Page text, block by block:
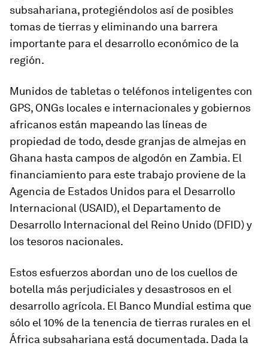
subsahariana, protegiéndolos así de posibles
tomas de tierras y eliminando una barrera
importante para el desarrollo económico de la
región.
Munidos de tabletas o teléfonos inteligentes con
GPS, ONGs locales e internacionales y gobiernos
africanos están mapeando las líneas de
propiedad de todo, desde granjas de almejas en
Ghana hasta campos de algodón en Zambia. El
financiamiento para este trabajo proviene de la
Agencia de Estados Unidos para el Desarrollo
Internacional (USAID), el Departamento de
Desarrollo Internacional del Reino Unido (DFID) y
los tesoros nacionales.
Estos esfuerzos abordan uno de los cuellos de
botella más perjudiciales y desastrosos en el
desarrollo agrícola. El Banco Mundial estima que
sólo el 10% de la tenencia de tierras rurales en el
África subsahariana está documentada. Dada la